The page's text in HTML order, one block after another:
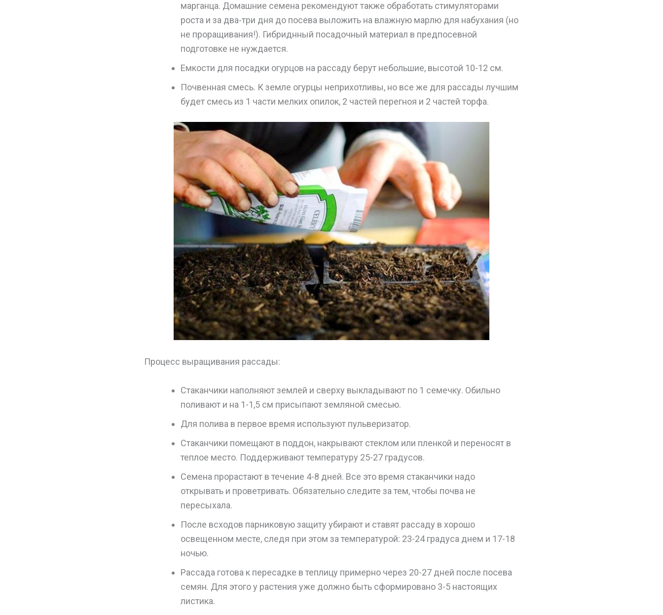
марганца. Домашние семена рекомендуют также обработать стимуляторами
роста и за два-три дня до посева выложить на влажную марлю для набухания (но
не проращивания!). Гибриднный посадочный материал в предпосевной
подготовке не нуждается.
Емкости для посадки огурцов на рассаду берут небольшие, высотой 10-12 см.
Почвенная смесь. К земле огурцы неприхотливы, но все же для рассады лучшим
будет смесь из 1 части мелких опилок, 2 частей перегноя и 2 частей торфа.
Процесс выращивания рассады:
Стаканчики наполняют землей и сверху выкладывают по 1 семечку. Обильно
поливают и на 1-1,5 см присыпают земляной смесью.
Для полива в первое время используют пульверизатор.
Стаканчики помещают в поддон, накрывают стеклом или пленкой и переносят в
теплое место. Поддерживают температуру 25-27 градусов.
Семена прорастают в течение 4-8 дней. Все это время стаканчики надо
открывать и проветривать. Обязательно следите за тем, чтобы почва не
пересыхала.
После всходов парниковую защиту убирают и ставят рассаду в хорошо
освещенном месте, следя при этом за температурой: 23-24 градуса днем и 17-18
ночью.
Рассада готова к пересадке в теплицу примерно через 20-27 дней после посева
семян. Для этого у растения уже должно быть сформировано 3-5 настоящих
листика.